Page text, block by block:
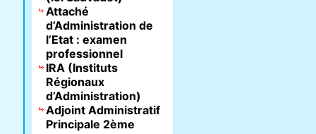
Attaché
d’Administration de
l’Etat : examen
professionnel
IRA (Instituts
Régionaux
d’Administration)
Adjoint Administratif
Principale 2ème